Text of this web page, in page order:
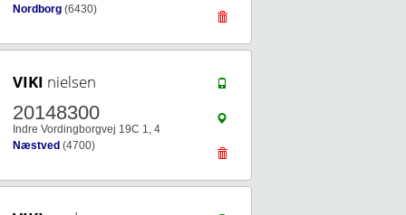
Nordborg (6430)
VIKI nielsen
20148300
Indre Vordingborgvej 19C 1, 4
Næstved (4700)